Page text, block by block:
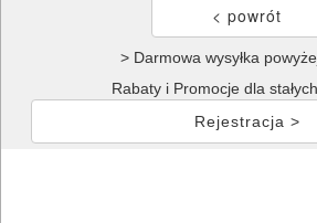
> Darmowa wysyłka
Rabaty i Promocje dla
Rejestracja >